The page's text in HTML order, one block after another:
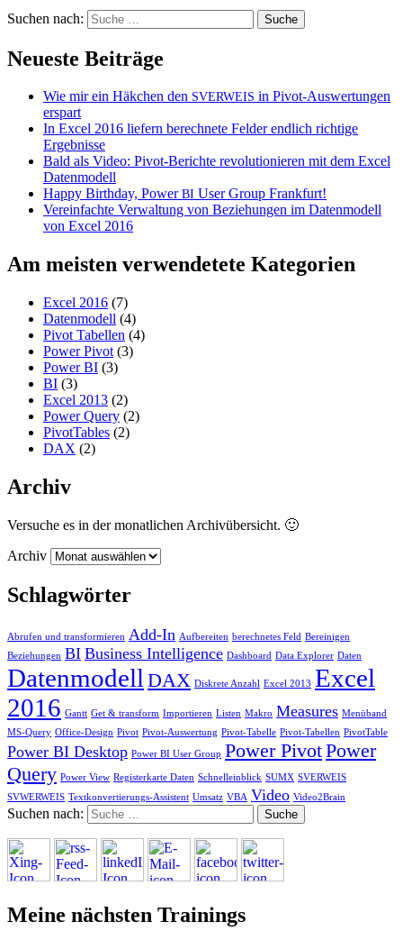
Suchen nach:
Neueste Beiträge
Wie mir ein Häkchen den SVERWEIS in Pivot-Auswertungen
erspart
In Excel 2016 liefern berechnete Felder endlich richtige
Ergebnisse
Bald als Video: Pivot-Berichte revolutionieren mit dem Excel
Datenmodell
Happy Birthday, PowerBI User Group Frankfurt!
Vereinfachte Verwaltung von Beziehungen im Datenmodell
von Excel 2016
Am meisten verwendetete Kategorien
Excel 2016 (7)
Datenmodell (4)
Pivot Tabellen (4)
Power Pivot (3)
Power BI (3)
BI (3)
Excel 2013 (2)
Power Query (2)
PivotTables (2)
DAX (2)
Archiv
Versuche es in der monatlichen Archivübersicht. 🙂
Archiv
Schlagwörter
Abrufen und transformieren Add-In Aufbereiten berechnetes Feld Bereinigen
Beziehungen BI Business Intelligence Dashboard Data Explorer Daten
Datenmodell DAX Diskrete Anzahl Excel 2013 Excel
2016 Gantt Get & transform Importieren Listen Makro Measures Menüband
MS-Query Office-Design Pivot Pivot-Auswertung Pivot-Tabelle Pivot-Tabellen PivotTable
Power BI Desktop Power BI User Group Power PivotPower
Query Power View Registerkarte Daten Schnelleinblick SUMX SVERWEIS
SVWERWEIS Textkonvertierungs-Assistent Umsatz VBA Video Video2Brain
Suchen nach:
Meine nächsten Trainings